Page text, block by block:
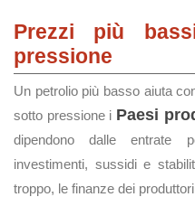
Prezzi più
pressione
Un petrolio più basso aiuta
sotto pressione i Paesi
dipendono dalle entrate
investimenti, sussidi e
troppo, le finanze dei